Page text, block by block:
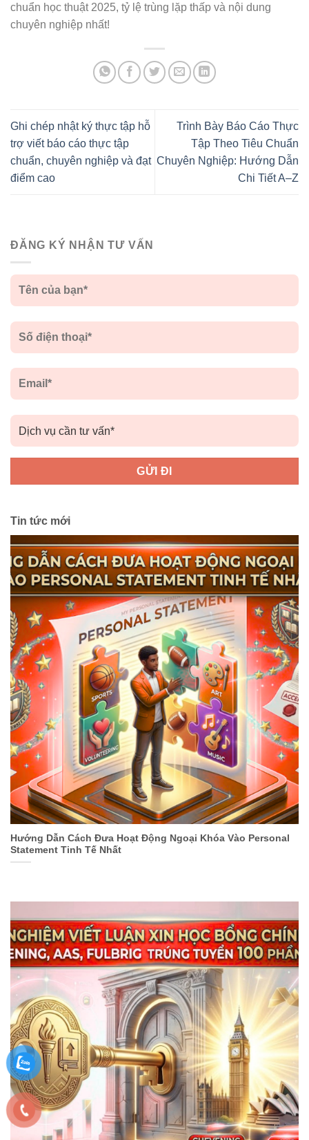
chuẩn học thuật 2025, tỷ lệ trùng lặp thấp và nội dung
chuyên nghiệp nhất!
Ghi chép nhật ký thực tập hỗ
trợ viết báo cáo thực tập
chuẩn, chuyên nghiệp và đạt
điểm cao
Trình Bày Báo Cáo Thực
Tập Theo Tiêu Chuẩn
Chuyên Nghiệp: Hướng Dẫn
Chi Tiết A–Z
ĐĂNG KÝ NHẬN TƯ VẤN
Tin tức mới
Hướng Dẫn Cách Đưa Hoạt Động Ngoại Khóa Vào Personal
Statement Tinh Tế Nhất